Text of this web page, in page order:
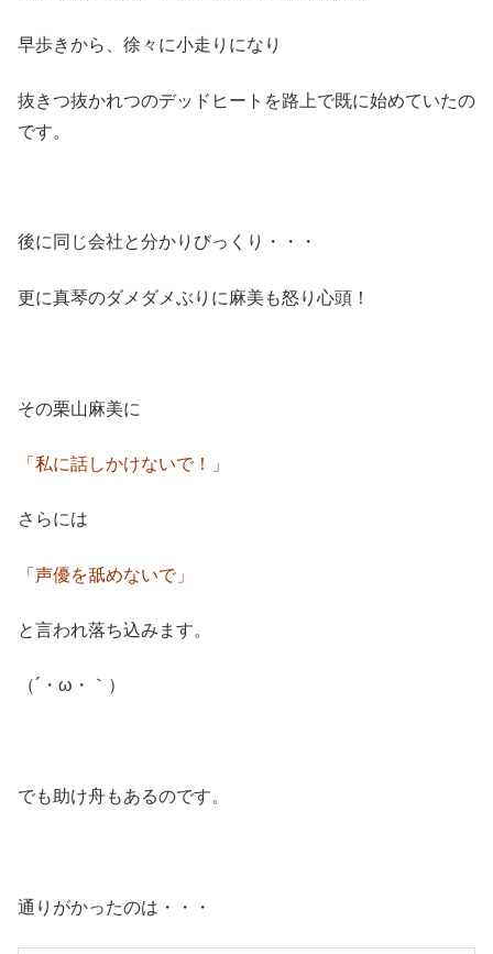
早歩きから、徐々に小走りになり
抜きつ抜かれつのデッドヒートを路上で既に始めていたの
です。
後に同じ会社と分かりびっくり・・・
更に真琴のダメダメぶりに麻美も怒り心頭！
その栗山麻美に
「私に話しかけないで！」
さらには
「声優を舐めないで」
と言われ落ち込みます。
（´・ω・｀）
でも助け舟もあるのです。
通りがかったのは・・・